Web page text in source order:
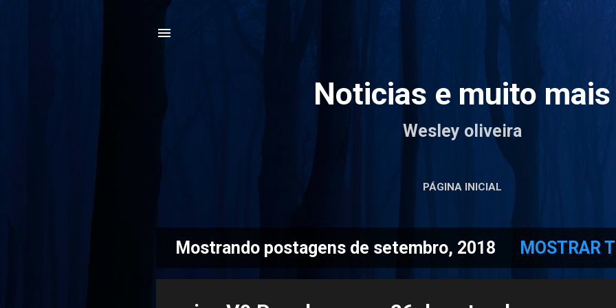
Noticias e muito mais
Wesley oliveira
PÁGINA INICIAL
P
Mostrando postagens de setembro, 2018 MOSTRAR